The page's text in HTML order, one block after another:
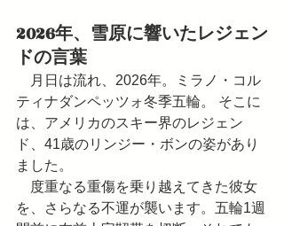
2026年、雪原に響いたレジェン
ドの言葉
月日は流れ、2026年。ミラノ・コル
ティナダンペッツォ冬季五輪。 そこに
は、アメリカのスキー界のレジェン
ド、41歳のリンジー・ボンの姿があり
ました。
度重なる重傷を乗り越えてきた彼女
を、さらなる不運が襲います。五輪1週